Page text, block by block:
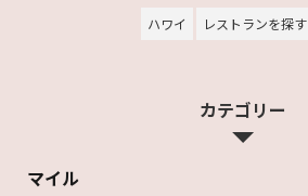
ハワイ レストランを探す
カテゴリー
マイル